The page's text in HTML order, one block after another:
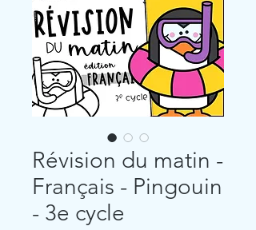
Révision du matin -
Français - Pingouin
- 3e cycle